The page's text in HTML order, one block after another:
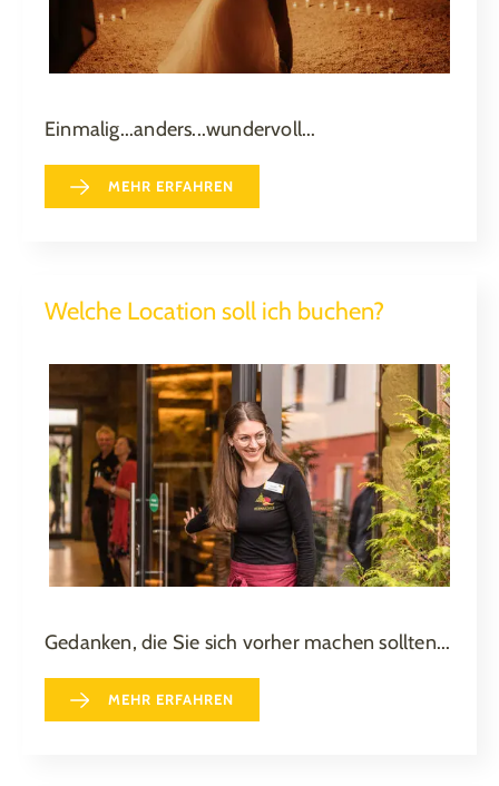
Einmalig...anders...wundervoll...
MEHR ERFAHREN
Welche Location soll ich buchen?
Gedanken, die Sie sich vorher machen sollten...
MEHR ERFAHREN